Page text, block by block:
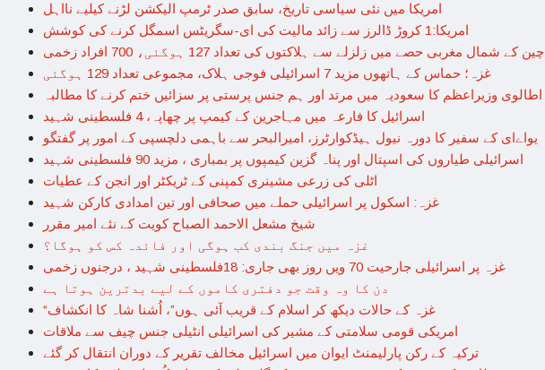
امریکا میں نئی سیاسی تاریخ، سابق صدر ٹرمپ الیکشن لڑنے کیلیے نااہل
امریکا:1 کروڑ ڈالرز سے زائد مالیت کی ای-سگریٹس اسمگل کرنے کی کوشش
چین کے شمال مغربی حصے میں زلزلے سے ہلاکتوں کی تعداد 127 ہوگئی، 700 افراد زخمی
غزہ؛ حماس کے ہاتھوں مزید 7 اسرائیلی فوجی ہلاک، مجموعی تعداد 129 ہوگئی
اطالوی وزیراعظم کا سعودیہ میں مرتد اور ہم جنس پرستی پر سزائیں ختم کرنے کا مطالبہ
اسرائیل کا فارعہ میں مہاجرین کے کیمپ پر چھاپہ، 4 فلسطینی شہید
یواےای کے سفیر کا دورہ نیول ہیڈکوارٹرز، امیرالبحر سے باہمی دلچسپی کے امور پر گفتگو
اسرائیلی طیاروں کی اسپتال اور پناہ گزین کیمپوں پر بمباری ، مزید 90 فلسطینی شہید
اٹلی کی زرعی مشینری کمپنی کے ٹریکٹر اور انجن کے عطیات
غزہ: اسکول پر اسرائیلی حملے میں صحافی اور تین امدادی کارکن شہید
شیخ مشعل الاحمد الصباح کویت کے نئے امیر مقرر
غزہ میں جنگ بندی کب ہوگی اور فائدہ کس کو ہوگا؟
غزہ پر اسرائیلی جارحیت 70 ویں روز بھی جاری: 18فلسطینی شہید ، درجنوں زخمی
دن کا وہ وقت جو دفتری کاموں کے لیے بدترین ہوتا ہے
“غزہ کے حالات دیکھ کر اسلام کے قریب آئی ہوں”، اُشنا شاہ کا انکشاف
امریکی قومی سلامتی کے مشیر کی اسرائیلی انٹیلی جنس چیف سے ملاقات
ترکیہ کے رکن پارلیمنٹ ایوان میں اسرائیل مخالف تقریر کے دوران انتقال کر گئے